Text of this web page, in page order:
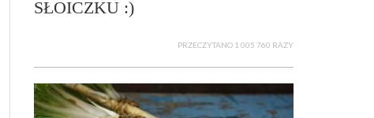
SŁOICZKU :)
PRZECZYTANO 1 005 760 RAZY